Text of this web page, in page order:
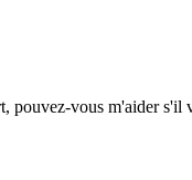
pouvez-vous m'aider s'il